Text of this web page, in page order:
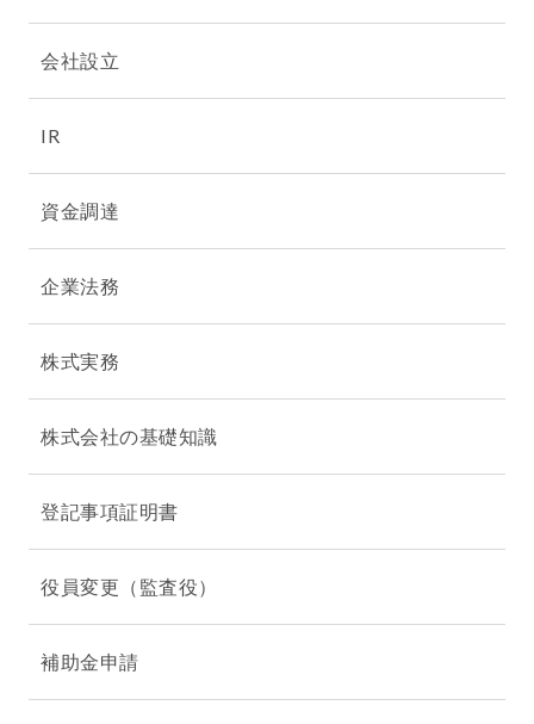
会社設立
IR
資金調達
企業法務
株式実務
株式会社の基礎知識
登記事項証明書
役員変更（監査役）
補助金申請